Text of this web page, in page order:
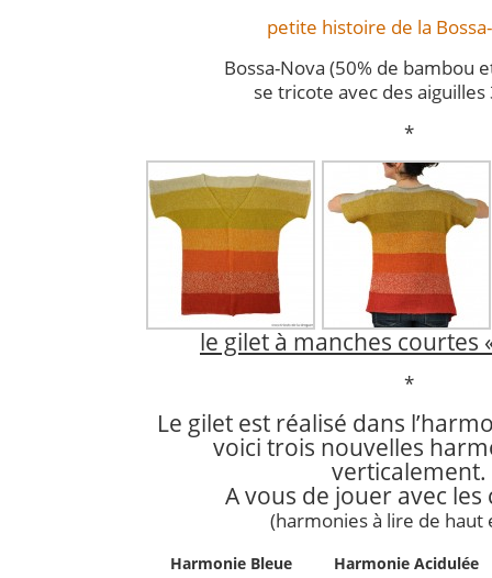
petite histoire de la
Bossa-Nova (50% de bambou
se tricote avec des aiguilles
*
le gilet à manches courtes
*
Le gilet est réalisé dans
voici trois nouvelles
verticalement.
A vous de jouer avec les
(harmonies à lire de haut
Harmonie Bleue Harmonie Acidulée